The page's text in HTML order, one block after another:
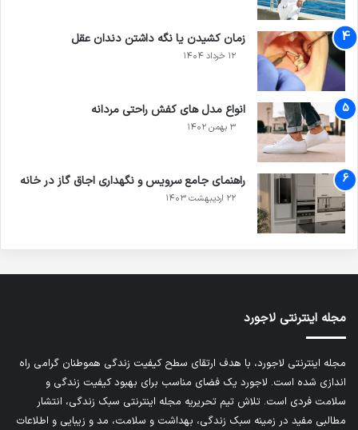
زمان کشیدن یا نگه داشتن دندان عقل
۱۲ خرداد ۱۴۰۴
انواع مدل های کفش راحتی مردانه
۳ بهمن ۱۴۰۲
راهنمای جامع سرویس و نگهداری اجاق گاز در خانه
۲۲ اردیبهشت ۱۴۰۳
مجله اینترنتی لاجورد
مجله اینترنتی لاجورد، با هدف ارتقای سطح کیفیت زندگی هموطنان گرامی راه
اندازی شده است. لاجورد یک فضای مناسب برای بهبود کیفیت زندگی و
سلامت فردی است. تلاش تیم تحریریه مجله اینترنتی سبک زندگی، انتشار
مطالبی مفید در زمینه سبک زندگی، بهداشت و سلامت، مد و زیبایی و اطلاعات